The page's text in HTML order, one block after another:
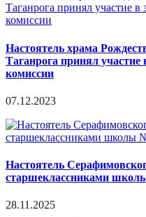
Настоятель храма
Таганрога принял участие
комиссии
07.12.2023
Настоятель
старшеклассниками
28.11.2025